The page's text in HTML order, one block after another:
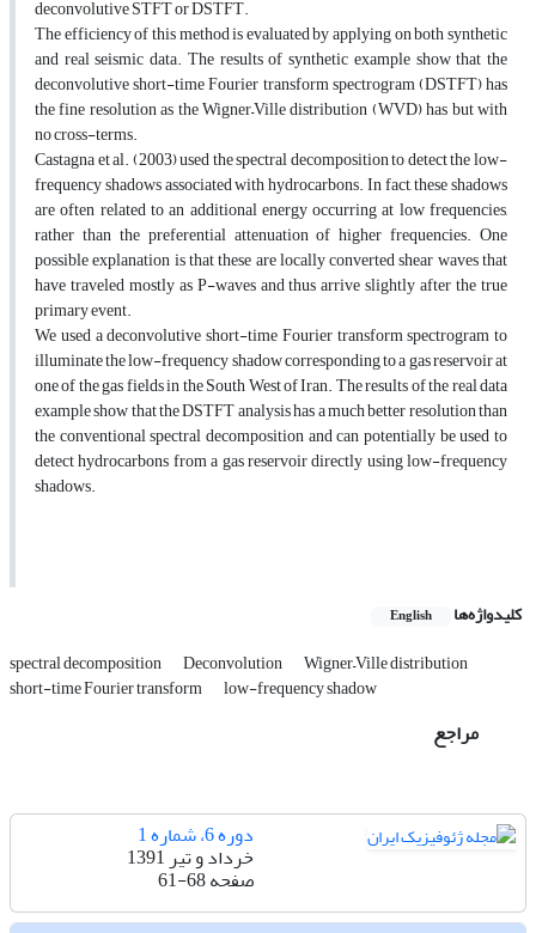
deconvolutive STFT or DSTFT.
The efficiency of this method is evaluated by applying on both synthetic
and real seismic data. The results of synthetic example show that the
deconvolutive short-time Fourier transform spectrogram (DSTFT) has
the fine resolution as the Wigner–Ville distribution (WVD) has but with
no cross-terms.
Castagna et al. (2003) used the spectral decomposition to detect the low-
frequency shadows associated with hydrocarbons. In fact, these shadows
are often related to an additional energy occurring at low frequencies,
rather than the preferential attenuation of higher frequencies. One
possible explanation is that these are locally converted shear waves that
have traveled mostly as P-waves and thus arrive slightly after the true
primary event.
We used a deconvolutive short-time Fourier transform spectrogram to
illuminate the low-frequency shadow corresponding to a gas reservoir at
one of the gas fields in the South West of Iran. The results of the real data
example show that the DSTFT analysis has a much better resolution than
the conventional spectral decomposition and can potentially be used to
detect hydrocarbons from a gas reservoir directly using low-frequency
shadows.
کلیدواژه‌ها English
spectral decomposition Deconvolution Wigner–Ville distribution
short-time Fourier transform low-frequency shadow
مراجع
دوره 6، شماره 1
خرداد و تیر 1391
صفحه61-68